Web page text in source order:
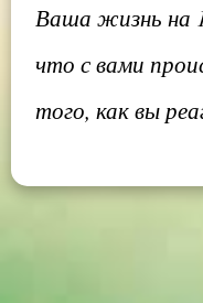
Ваша жизнь на
что с вами
того, как вы